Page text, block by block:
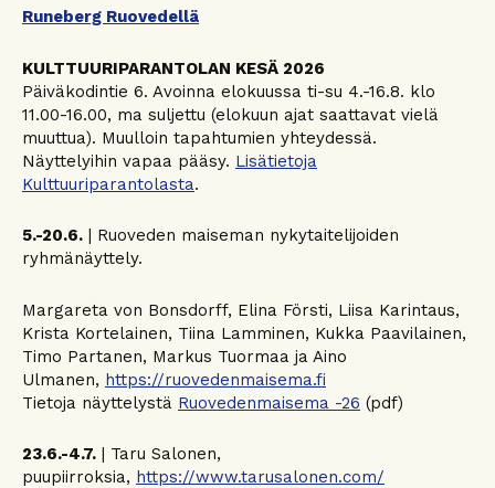
Runeberg Ruovedellä
KULTTUURIPARANTOLAN KESÄ 2026
Päiväkodintie 6. Avoinna elokuussa ti-su 4.-16.8. klo
11.00-16.00, ma suljettu (elokuun ajat saattavat vielä
muuttua). Muulloin tapahtumien yhteydessä.
Näyttelyihin vapaa pääsy. Lisätietoja
Kulttuuriparantolasta.
5.-20.6. | Ruoveden maiseman nykytaitelijoiden
ryhmänäyttely.
Margareta von Bonsdorff, Elina Försti, Liisa Karintaus,
Krista Kortelainen, Tiina Lamminen, Kukka Paavilainen,
Timo Partanen, Markus Tuormaa ja Aino
Ulmanen, https://ruovedenmaisema.fi
Tietoja näyttelystä Ruovedenmaisema -26 (pdf)
23.6.-4.7. | Taru Salonen,
puupiirroksia, https://www.tarusalonen.com/